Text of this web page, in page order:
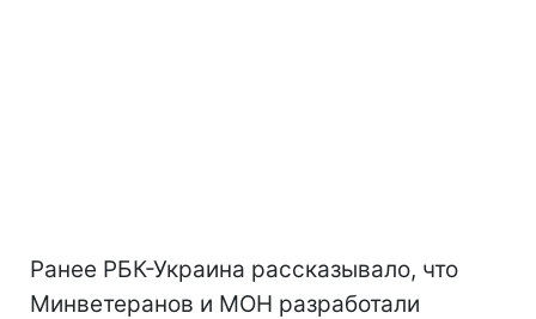
Ранее РБК-Украина рассказывало, что
Минветеранов и МОН разработали